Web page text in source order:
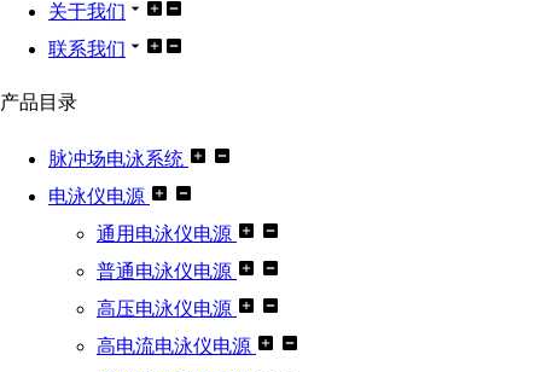
关于我们
联系我们
产品目录
脉冲场电泳系统
电泳仪电源
通用电泳仪电源
普通电泳仪电源
高压电泳仪电源
高电流电泳仪电源